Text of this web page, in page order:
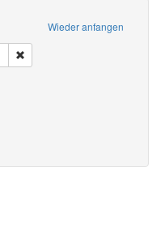
Wieder anfangen